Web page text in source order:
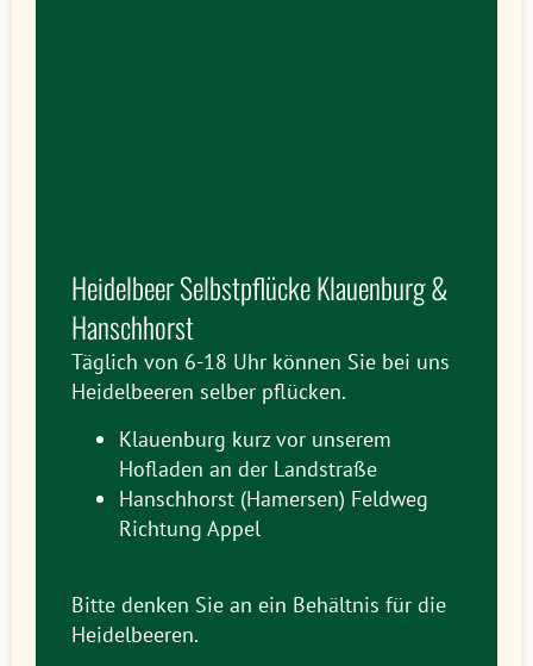
Heidelbeer Selbstpflücke Klauenburg &
Hanschhorst
Täglich von 6-18 Uhr können Sie bei uns
Heidelbeeren selber pflücken.
Klauenburg kurz vor unserem
Hofladen an der Landstraße
Hanschhorst (Hamersen) Feldweg
Richtung Appel
Bitte denken Sie an ein Behältnis für die
Heidelbeeren.